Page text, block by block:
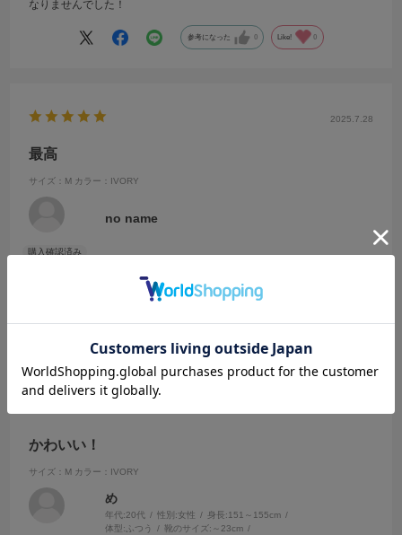
なりませんでした！
参考になった 0 Like! 0
2025.7.28
最高
サイズ：M カラー：IVORY
no name
めちゃくちゃ可愛いです！！
かわいい！
サイズ：M カラー：IVORY
め
年代:20代 性別:女性 身長:151～155cm
体型: ふつう 靴のサイズ: ～23cm